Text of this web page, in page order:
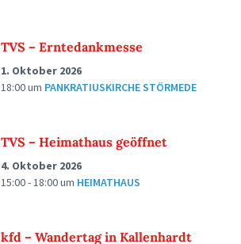
TVS – Erntedankmesse
1. Oktober 2026
18:00um PANKRATIUSKIRCHE STÖRMEDE
TVS – Heimathaus geöffnet
4. Oktober 2026
15:00 - 18:00um HEIMATHAUS
kfd – Wandertag in Kallenhardt